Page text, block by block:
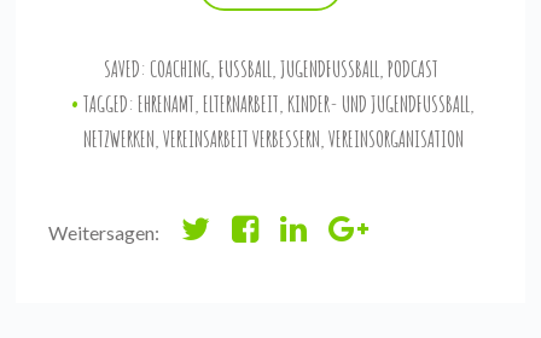
SAVED: COACHING, FUSSBALL JUGENDFUSSBALL PODCAST
TAGGED:EHRENAMT ,ELTERNARBEIT KINDER- UND JUGENDFUSSBALL
NETZWERKEN VEREINSARBEIT VERBESSERN VEREINSORGANISATION
Weitersagen: